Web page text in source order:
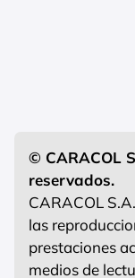
© CARACOL
reservados.
CARACOL
las
prestaciones
medios de